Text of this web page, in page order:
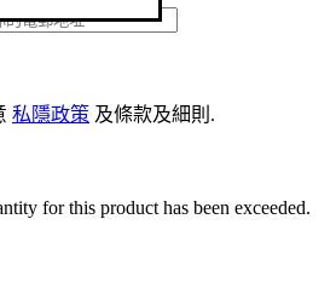
私隱政策 及條款及細則.
for this product has been exceeded.